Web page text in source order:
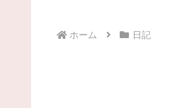
ホーム 日記